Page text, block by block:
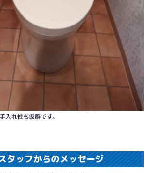
入れ性も抜群です。
タッフからのメッセージ